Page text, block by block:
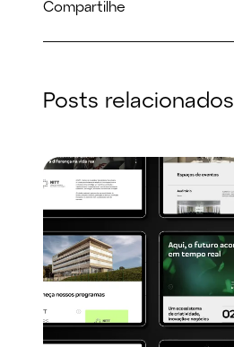
Compartilhe
Posts relacionados